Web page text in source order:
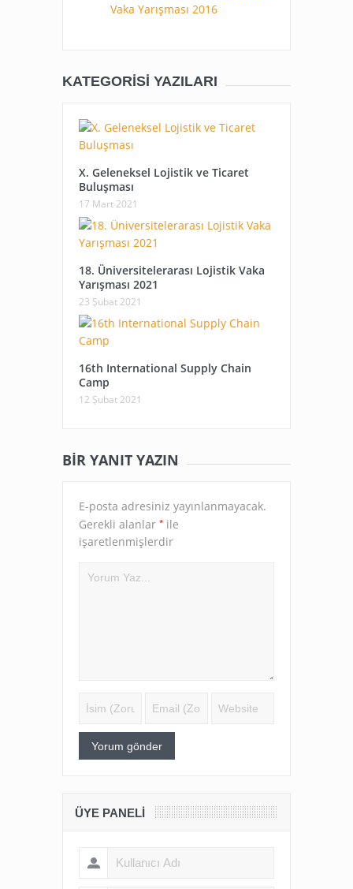
Vaka Yarışması 2016
KATEGORISI YAZILARI
X. Geleneksel Lojistik ve Ticaret
Buluşması
17 Mart 2021
18. Üniversitelerarası Lojistik Vaka
Yarışması 2021
23 Şubat 2021
16th International Supply Chain
Camp
12 Şubat 2021
BIR YANIT YAZIN
E-posta adresiniz yayınlanmayacak.
Gerekli alanlar * ile
işaretlenmişlerdir
ÜYE PANELI